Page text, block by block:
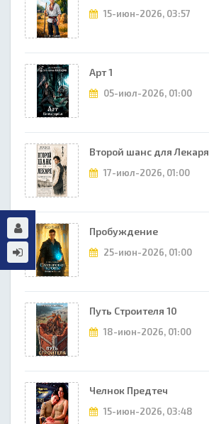
15-июн-2026, 03:57
Арт 1
05-июл-2026, 01:00
Второй шанс для Лекаря
17-июл-2026, 01:00
Пробуждение
25-июн-2026, 01:00
Путь Строителя 10
18-июн-2026, 01:00
Челнок Предтеч
15-июн-2026, 03:48